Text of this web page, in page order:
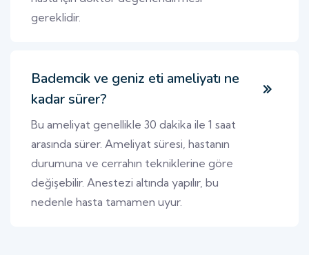
gereklidir.
Bademcik ve geniz eti ameliyatı ne
kadar sürer?
Bu ameliyat genellikle 30 dakika ile 1 saat
arasında sürer. Ameliyat süresi, hastanın
durumuna ve cerrahın tekniklerine göre
değişebilir. Anestezi altında yapılır, bu
nedenle hasta tamamen uyur.